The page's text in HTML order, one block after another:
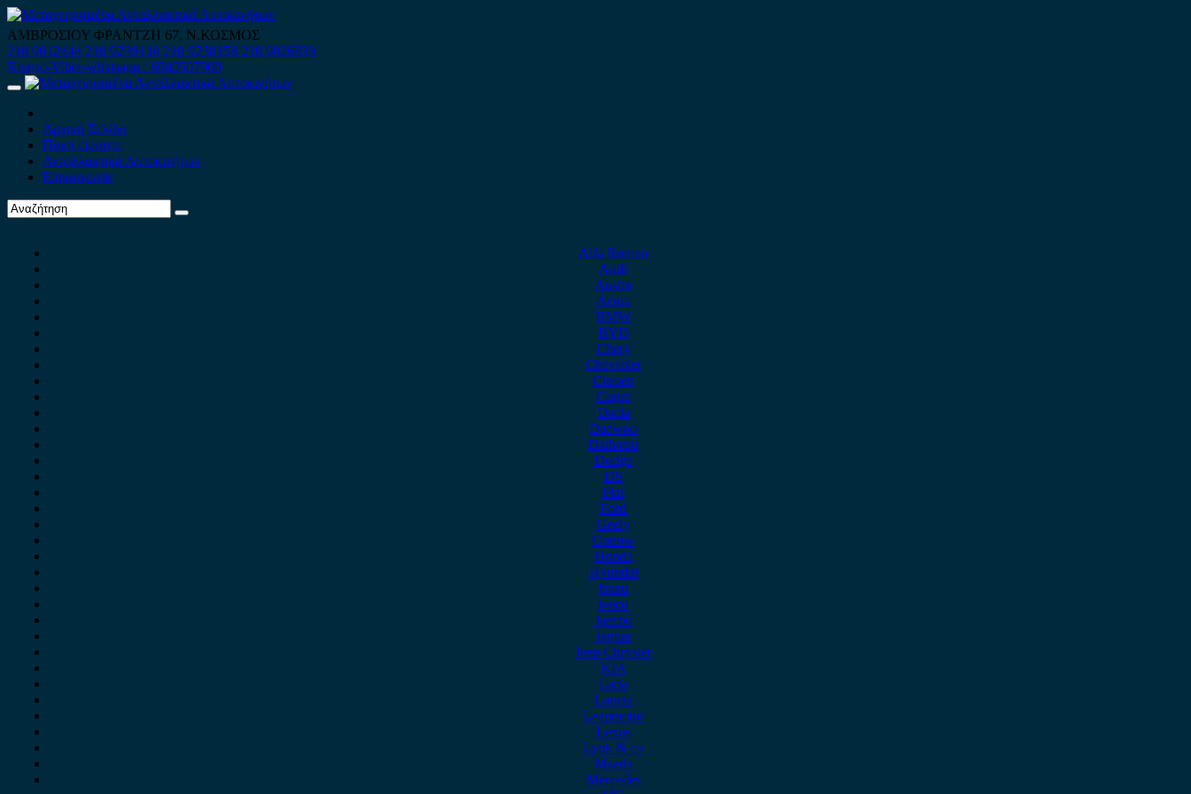
Skip
to
content
ΑΜΒΡΟΣΙΟΥ ΦΡΑΝΤΖΗ 67, Ν.ΚΟΣΜΟΣ
210 9012444 210 9239148 210 9238158 210 9026839
Κινητό-Viber-whatsapp : 6980507900
Primary
Αρχική Σελίδα
Ποιοί είμαστε
Ανταλλακτικά Αυτοκινήτων
Επικοινωνία
Alfa Romeo
Audi
Austin
Acura
BMW
BYD
Chery
Chevrolet
Citroen
Cupra
Dacia
Daewoo
Daihatsu
Dodge
DS
Fiat
Ford
Geely
Gonow
Honda
Hyundai
Isuzu
iveco
Jaecoo
Jaguar
Jeep Chrysler
KIA
Lada
Lancia
Leapmotor
Lexus
Lynk & co
Mazda
Mercedes